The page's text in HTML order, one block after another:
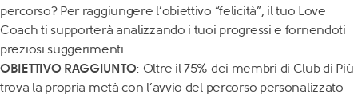
percorso? Per raggiungere l’obiettivo “felicità”, il tuo Love
Coach ti supporterà analizzando i tuoi progressi e fornendoti
preziosi suggerimenti.
OBIETTIVO RAGGIUNTO: Oltre il 75% dei membri di Club di Più
trova la propria metà con l’avvio del percorso personalizzato